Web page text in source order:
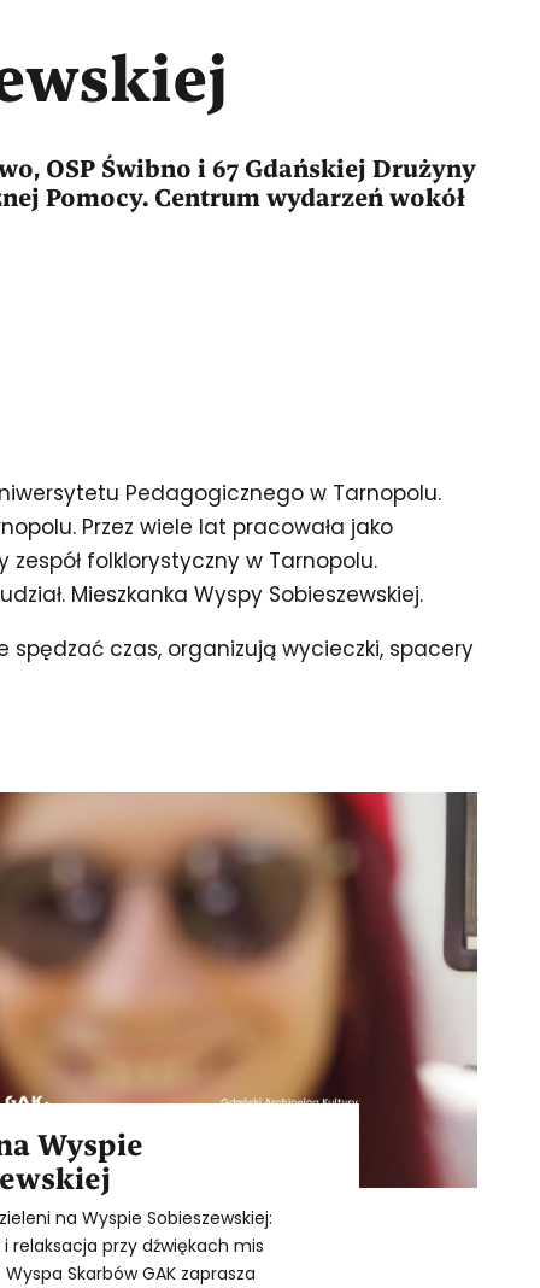
OSP Świbno i 67 Gdańskiej Drużyny
Pomocy. Centrum wydarzeń wokół
Pedagogicznego w Tarnopolu.
Przez wiele lat pracowała jako
folklorystyczny w Tarnopolu.
Mieszkanka Wyspy Sobieszewskiej.
spędzać czas, organizują wycieczki, spacery
Wyspie
na Wyspie Sobieszewskiej:
relaksacja przy dźwiękach mis
Skarbów GAK zaprasza